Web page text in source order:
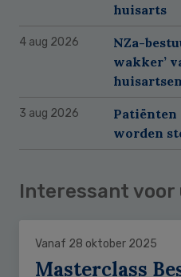
huisarts
4 aug 2026
NZa-
wakker’
huisartsen
3 aug 2026
Patiënten
worden
Interessant voor
Vanaf 28 oktober 2025
Masterclass